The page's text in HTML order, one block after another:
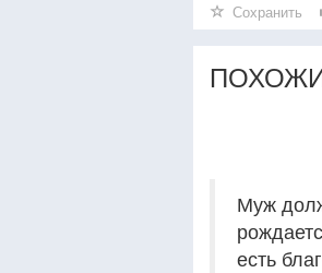
Сохранить
Муж
есть